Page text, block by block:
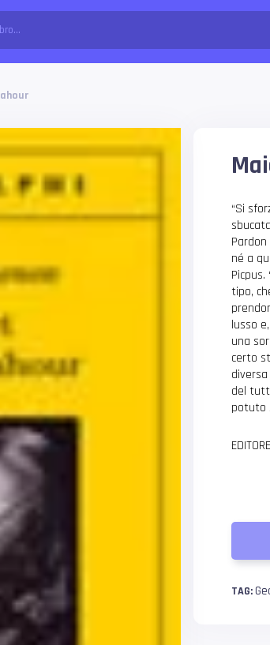
“Si
né a
tipo,
lusso
una
certo
del
potuto
TAG: